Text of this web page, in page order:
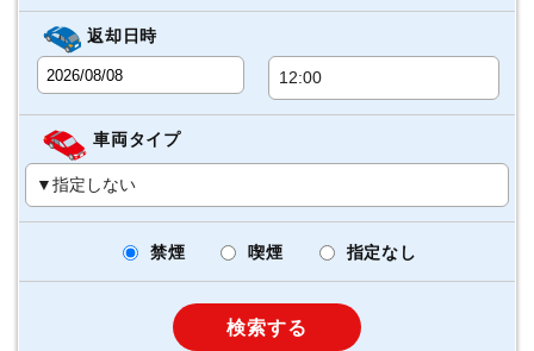
返却日時
車両タイプ
禁煙 喫煙 指定なし
検索する